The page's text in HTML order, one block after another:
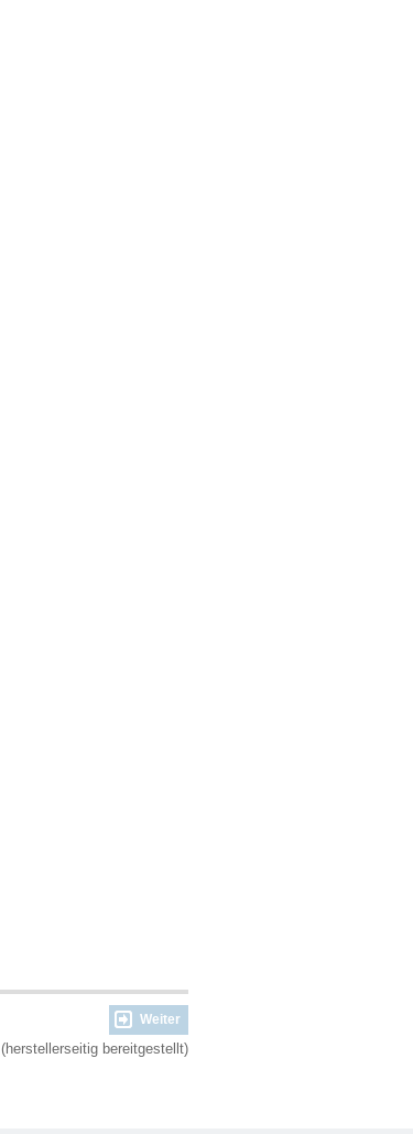
Weiter
bereitgestellt)